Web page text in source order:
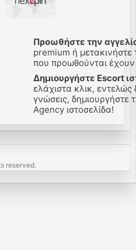
Προωθήστε την
premium ή μετακινήστε
που προωθούνται έχουν
Δημιουργήστε Escort
ελάχιστα κλικ,
γνώσεις, δημιουργήστε
Agency ιστοσελίδα!
reserved.